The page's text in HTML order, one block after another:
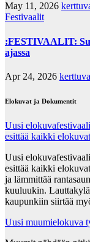
May 11, 2026
Festivaalit
:FESTIVAALIT:
ajassa
Apr 24, 2026
Elokuvat ja Dokumentit
Uusi
esittää kaikki
Uusi
esittää kaikki
ja lämmittää
kuuluukin.
kaupunkiin siirtää
Uusi muumielokuva